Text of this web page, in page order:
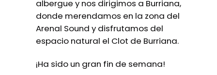
albergue y nos dirigimos a Burriana,
donde merendamos en la zona del
Arenal Sound y disfrutamos del
espacio natural el Clot de Burriana.
¡Ha sido un gran fin de semana!